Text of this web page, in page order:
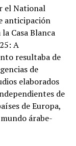
el National
anticipación
Casa Blanca
A
resultaba de
de
elaborados
de
de Europa,
árabe-